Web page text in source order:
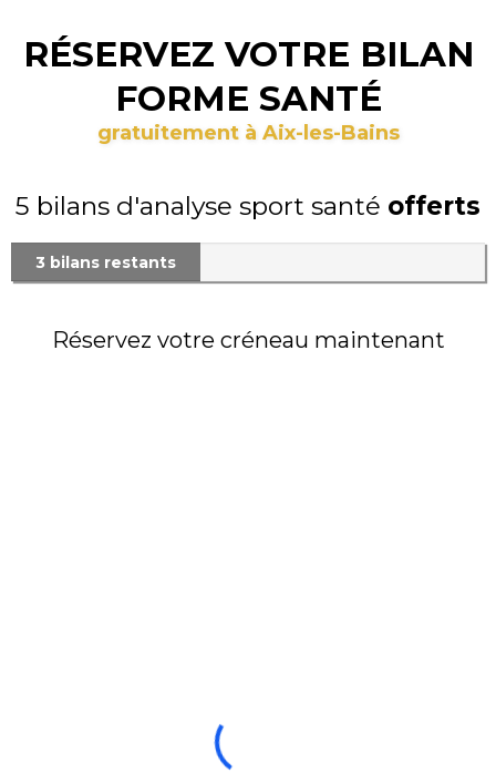
RÉSERVEZ VOTRE BILAN
FORME SANTÉ
gratuitement à Aix-les-Bains
5 bilans d'analyse sport santé offerts
3 bilans restants
Réservez votre créneau maintenant